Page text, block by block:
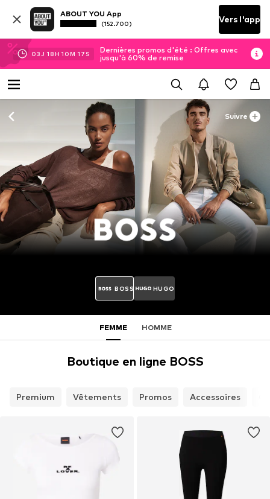
ABOUT YOU App
(152.700) Vers l'app
03J 18H 10M 14 S
Dernières promos d'été : Offres avec
jusqu'à 60% de remise
Suivre
BOSS HUGO
FEMME HOMME
Boutique en ligne BOSS
Premium Vêtements Promos Accessoires